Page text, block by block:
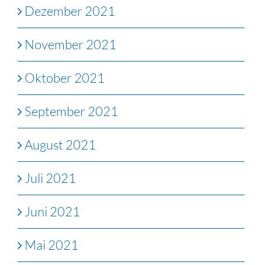
Dezember 2021
November 2021
Oktober 2021
September 2021
August 2021
Juli 2021
Juni 2021
Mai 2021